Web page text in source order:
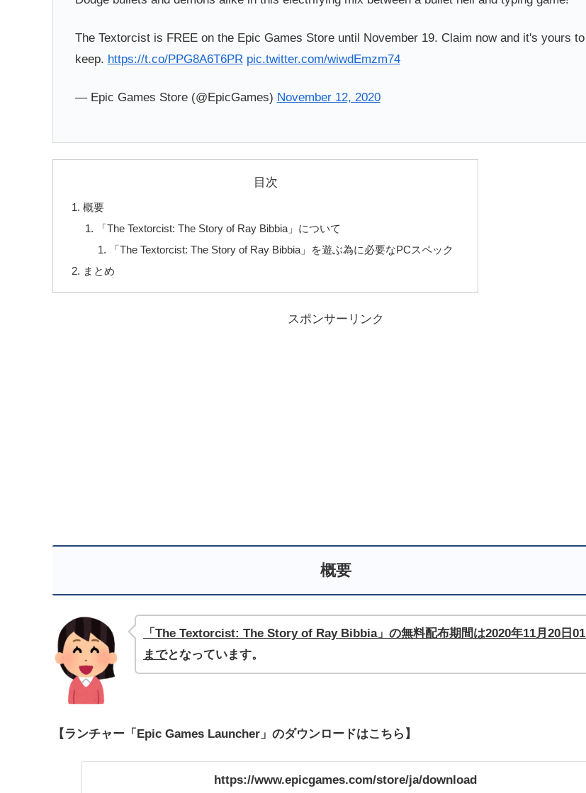
The Textorcist is FREE on the Epic Games Store until November 19. Claim now and it's yours to
keep. https://t.co/PPG8A6T6PR pic.twitter.com/wiwdEmzm74
— Epic Games Store (@EpicGames) November 12, 2020
目次
概要
「The Textorcist: The Story of Ray Bibbia」について
「The Textorcist: The Story of Ray Bibbia」を遊ぶ為に必要なPCスペック
まとめ
スポンサーリンク
概要
「The Textorcist: The Story of Ray Bibbia」の無料配布期間は2020年11月20 日 01
までとなっています。
【ランチャー「Epic Games Launcher」のダウンロードはこちら】
https://www.epicgames.com/store/ja/download